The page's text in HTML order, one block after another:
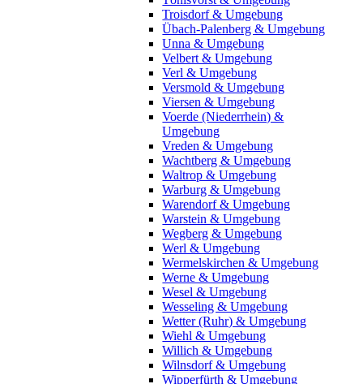
Troisdorf & Umgebung
Übach-Palenberg & Umgebung
Unna & Umgebung
Velbert & Umgebung
Verl & Umgebung
Versmold & Umgebung
Viersen & Umgebung
Voerde (Niederrhein) &
Umgebung
Vreden & Umgebung
Wachtberg & Umgebung
Waltrop & Umgebung
Warburg & Umgebung
Warendorf & Umgebung
Warstein & Umgebung
Wegberg & Umgebung
Werl & Umgebung
Wermelskirchen & Umgebung
Werne & Umgebung
Wesel & Umgebung
Wesseling & Umgebung
Wetter (Ruhr) & Umgebung
Wiehl & Umgebung
Willich & Umgebung
Wilnsdorf & Umgebung
Wipperfürth & Umgebung